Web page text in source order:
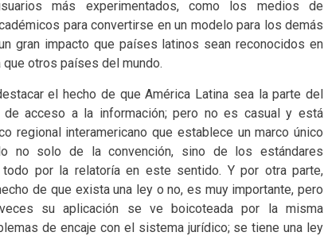
más experimentados, como los medios de
para convertirse en un modelo para los demás
gran impacto que países latinos sean reconocidos en
otros países del mundo.
el hecho de que América Latina sea la parte del
acceso a la información; pero no es casual y está
regional interamericano que establece un marco único
no solo de la convención, sino de los estándares
por la relatoría en este sentido. Y por otra parte,
de que exista una ley o no, es muy importante, pero
su aplicación se ve boicoteada por la misma
de encaje con el sistema jurídico; se tiene una ley